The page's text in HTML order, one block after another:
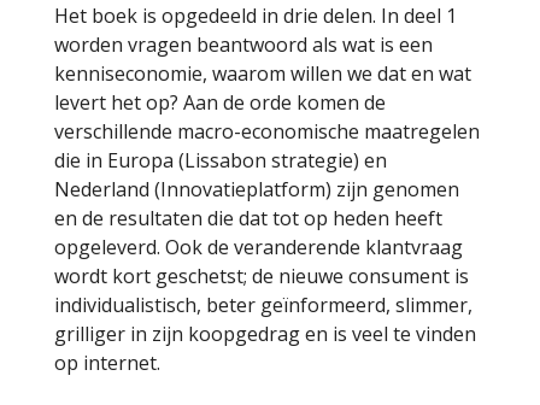
Het boek is opgedeeld in drie delen. In deel 1
worden vragen beantwoord als wat is een
kenniseconomie, waarom willen we dat en wat
levert het op? Aan de orde komen de
verschillende macro-economische maatregelen
die in Europa (Lissabon strategie) en
Nederland (Innovatieplatform) zijn genomen
en de resultaten die dat tot op heden heeft
opgeleverd. Ook de veranderende klantvraag
wordt kort geschetst; de nieuwe consument is
individualistisch, beter geïnformeerd, slimmer,
grilliger in zijn koopgedrag en is veel te vinden
op internet.